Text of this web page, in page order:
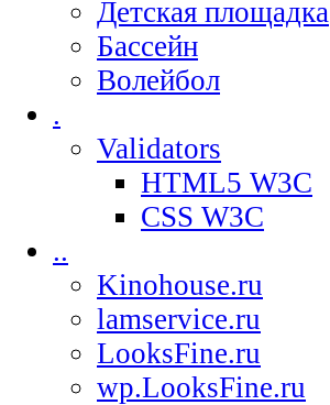
Детская площадка
Бассейн
Волейбол
.
Validators
HTML5 W3C
CSS W3C
..
Kinohouse.ru
lamservice.ru
LooksFine.ru
wp.LooksFine.ru